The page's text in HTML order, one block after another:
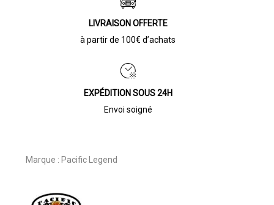
LIVRAISON OFFERTE
à partir de 100€ d’achats
EXPÉDITION SOUS 24H
Envoi soigné
Marque : Pacific Legend